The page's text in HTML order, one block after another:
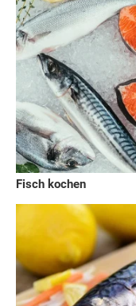
Fisch kochen